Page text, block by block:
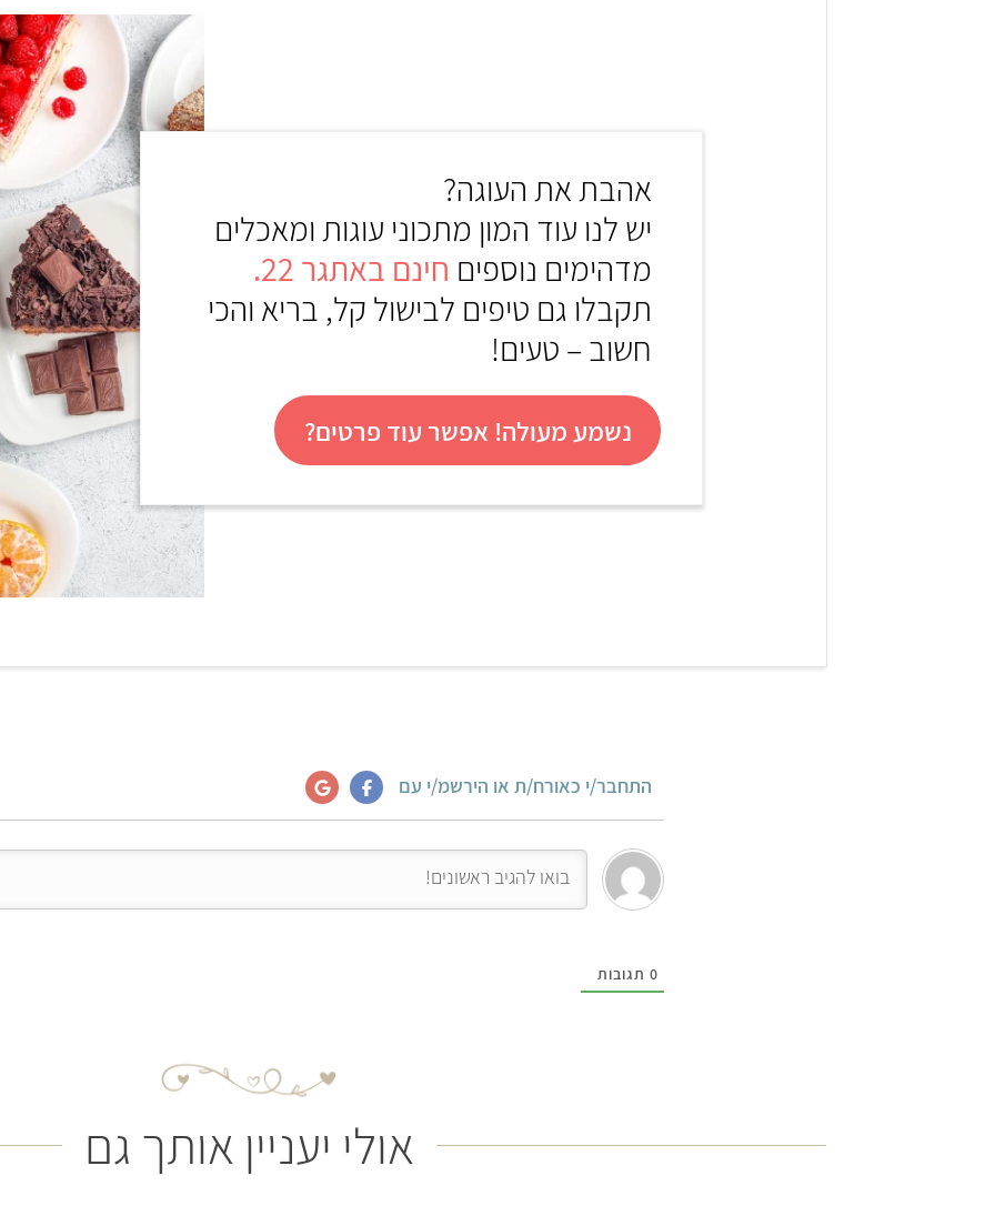
אהבת את העוגה?
יש לנו עוד המון מתכוני עוגות ומאכלים
מדהימים נוספים חינם באתגר 22
.
תקבלו גם טיפים לבישול קל, בריא והכי
חשוב – טעים!
נשמע מעולה! אפשר עוד פרטים?
התחבר/י כאורח/ת או הירשמ/י עם
0 תגובות
אולי יעניין אותך גם